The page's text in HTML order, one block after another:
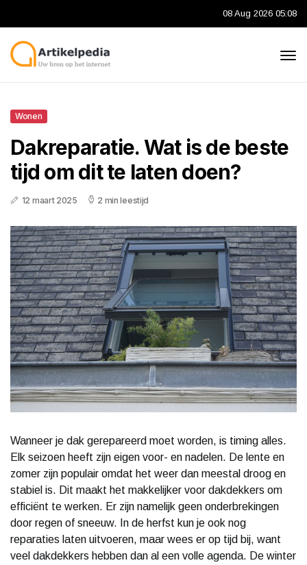
08 Aug 2026 05:08
Wonen
Dakreparatie. Wat is de beste
tijd om dit te laten doen?
12 maart 2025 2 min leestijd
Wanneer je dak gerepareerd moet worden, is timing alles.
Elk seizoen heeft zijn eigen voor- en nadelen. De lente en
zomer zijn populair omdat het weer dan meestal droog en
stabiel is. Dit maakt het makkelijker voor dakdekkers om
efficiënt te werken. Er zijn namelijk geen onderbrekingen
door regen of sneeuw. In de herfst kun je ook nog
reparaties laten uitvoeren, maar wees er op tijd bij, want
veel dakdekkers hebben dan al een volle agenda. De winter